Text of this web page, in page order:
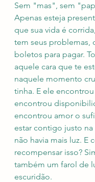
Sem "mas", sem
Apenas esteja
que sua vida é
tem seus problemas,
boletos para pagar.
aquele cara que te
naquele momento
tinha. E ele
encontrou
encontrou amor o
estar contigo justo
não havia mais luz. E
recompensar isso?
também um farol de
escuridão.